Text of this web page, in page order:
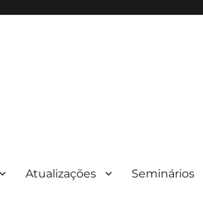
Atualizações Seminários